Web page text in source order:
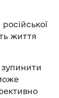
життя